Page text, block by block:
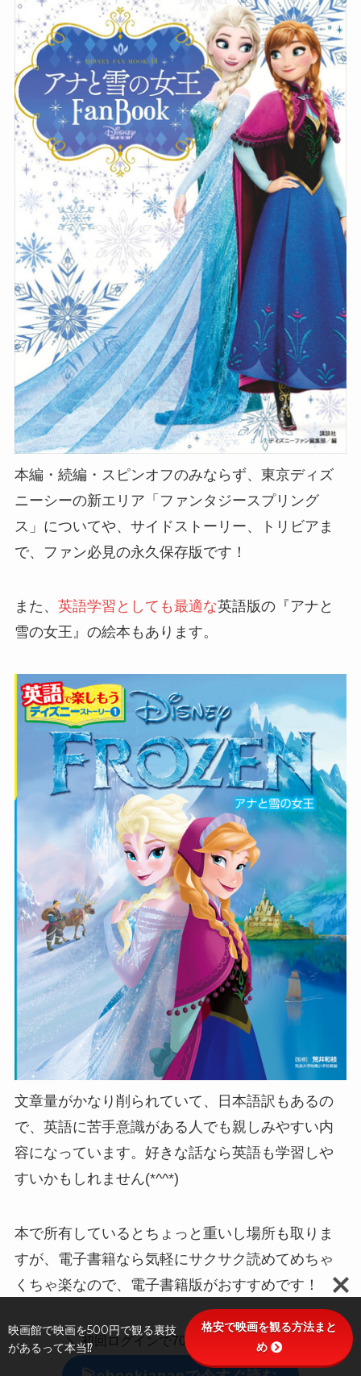
本編・続編・スピンオフのみならず、東京ディズ
ニーシーの新エリア「ファンタジースプリング
ス」についてや、サイドストーリー、トリビアま
で、ファン必見の永久保存版です！
また、 英語学習としても最適な英語版の『アナと
雪の女王』の絵本もあります。
文章量がかなり削られていて、日本語訳もあるの
で、英語に苦手意識がある人でも親しみやすい内
容になっています。好きな話なら英語も学習しや
すいかもしれません(*^^*)
本で所有しているとちょっと重いし場所も取りま
すが、電子書籍なら気軽にサクサク読めてめちゃ
くちゃ楽なので、電子書籍版がおすすめです！
＼ 初回ログインで70％オフで読める! ／
映画館で映画を500円で観る裏技
があるって本当⁉
格安で映画を観る方法まと
め